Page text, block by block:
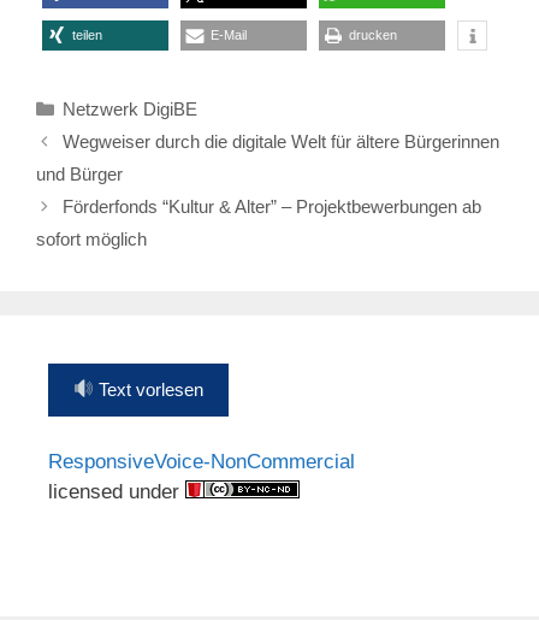
teilen E-Mail drucken
Kategorien
Netzwerk DigiBE
Wegweiser durch die digitale Welt für ältere Bürgerinnen
und Bürger
Förderfonds “Kultur & Alter” – Projektbewerbungen ab
sofort möglich
Text vorlesen
ResponsiveVoice-NonCommercial
licensed under